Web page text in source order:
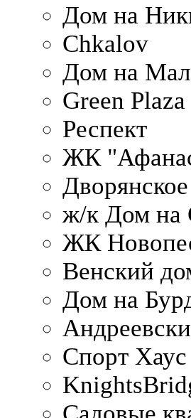
Дом на
Chkalov
Дом на
Green Plaza
Респект
ЖК
ж/к Дом на
ЖК
Венский
Дом на
Спорт